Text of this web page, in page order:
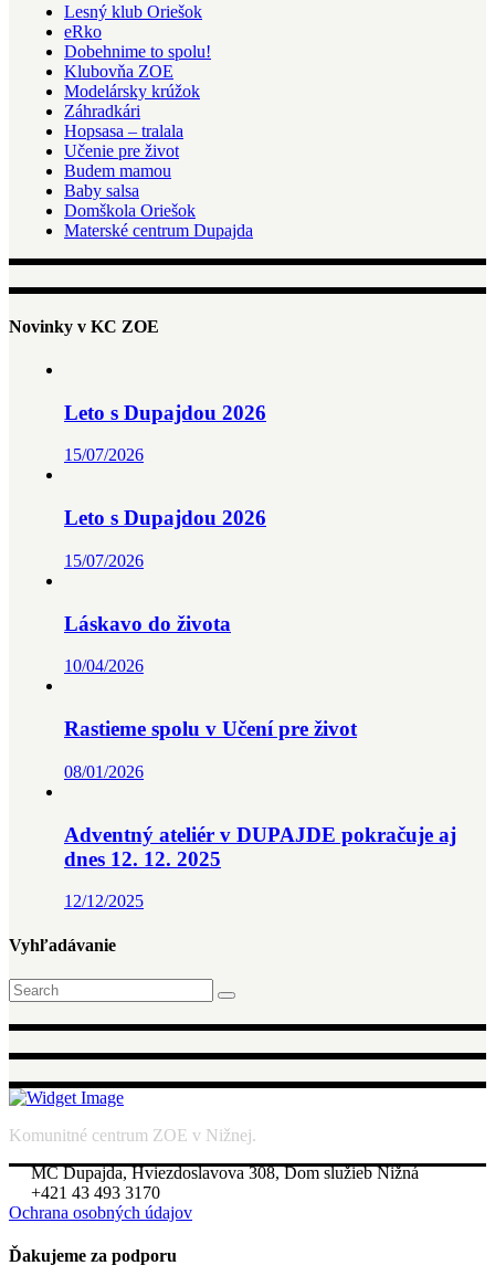
Lesný klub Oriešok
eRko
Dobehnime to spolu!
Klubovňa ZOE
Modelársky krúžok
Záhradkári
Hopsasa – tralala
Učenie pre život
Budem mamou
Baby salsa
Domškola Oriešok
Materské centrum Dupajda
Novinky v KC ZOE
Leto s Dupajdou 2026
15/07/2026
Leto s Dupajdou 2026
15/07/2026
Láskavo do života
10/04/2026
Rastieme spolu v Učení pre život
08/01/2026
Adventný ateliér v DUPAJDE pokračuje aj
dnes 12. 12. 2025
12/12/2025
Vyhľadávanie
Search
for:
Komunitné centrum ZOE v Nižnej.
MC Dupajda, Hviezdoslavova 308, Dom služieb Nižná
+421 43 493 3170
Ochrana osobných údajov
Ďakujeme za podporu